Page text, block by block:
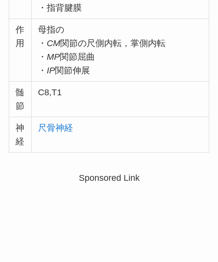
・指背腱膜
作
用
母指の
・ CM関節の尺側内転，掌側内転
・MP関節屈曲
・IP関節伸展
髄
節
C8,T1
神
経
尺骨神経
Sponsored Link